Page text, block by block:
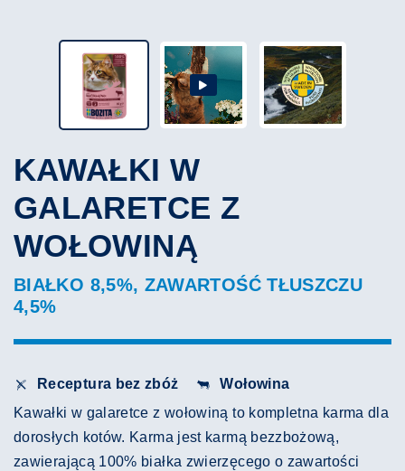
KAWAŁKI W
GALARETCE Z
WOŁOWINĄ
BIAŁKO 8,5%, ZAWARTOŚĆ TŁUSZCZU
4,5%
Receptura bez zbóż
Wołowina
Kawałki w galaretce z wołowiną to kompletna karma dla
dorosłych kotów. Karma jest karmą bezzbożową,
zawierającą 100% białka zwierzęcego o zawartości